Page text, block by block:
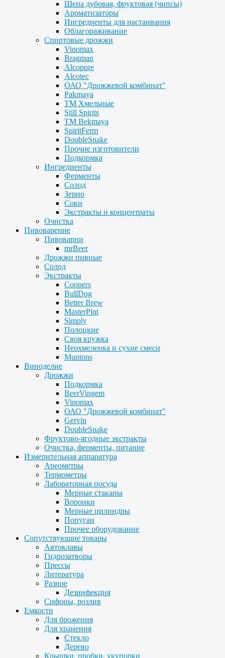
Щепа дубовая, фруктовая (чипсы)
Ароматизаторы
Ингредиенты для настаивания
Облагораживание
Спиртовые дрожжи
Vinomax
Bragman
Alcopure
Alcotec
ОАО "Дрожжевой комбинат"
Pakmaya
ТМ Хмельные
Still Spirits
ТМ Bekmaya
SpiritFerm
DoubleSnake
Прочие изготовители
Подкормка
Ингредиенты
Ферменты
Солод
Зерно
Соки
Экстракты и концентраты
Очистка
Пивоварение
Пивоварни
mrBeer
Дрожжи пивные
Солод
Экстракты
Coopers
BullDog
Better Brew
MasterPint
Simply
Полоцкие
Своя кружка
Неохмеленка и сухие смеси
Muntons
Виноделие
Дрожжи
Подкормка
BeerVingem
Vinomax
ОАО "Дрожжевой комбинат"
Gervin
DoubleSnake
Фруктово-ягодные экстракты
Очистка, ферменты, питание
Измерительная аппаратура
Ареометры
Термометры
Лабораторная посуда
Мерные стаканы
Воронки
Мерные цилиндры
Попугаи
Прочее оборудование
Сопутствующие товары
Автоклавы
Гидрозатворы
Прессы
Литература
Разное
Дезинфекция
Сифоны, розлив
Емкости
Для брожения
Для хранения
Стекло
Дерево
Крышки, пробки, укупорки